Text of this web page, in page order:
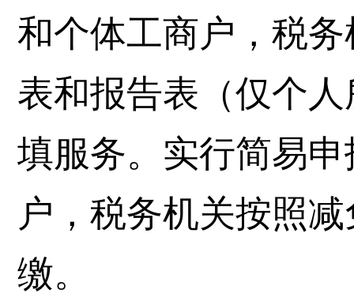
和个体工商户，税
表和报告表（仅个
填服务。实行简易
户，税务机关按照
缴。